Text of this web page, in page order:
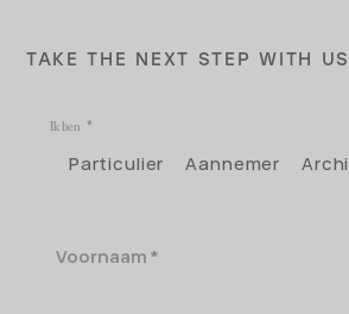
TAKE THE NEXT STEP WITH US
Ik ben
Particulier Aannemer
Voornaam